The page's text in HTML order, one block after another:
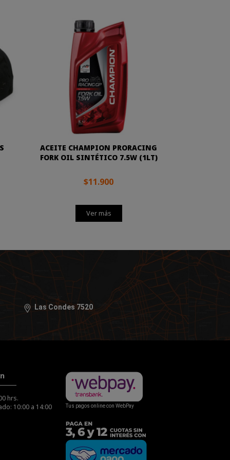
ACEITE CHAMPION PRORACING
FORK OIL SINTÉTICO 7.5W (1LT)
$11.900
Ver más
Las Condes 7520
hrs.
10:00 a 14:00
Tus pagos online con WebPay